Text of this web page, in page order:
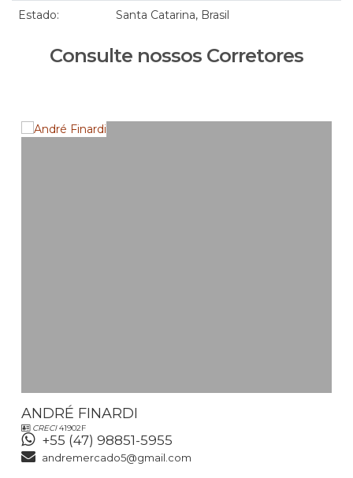
Estado: Santa Catarina, Brasil
Consulte nossos Corretores
ANDRÉ FINARDI
CRECI41902F
+55 (47) 98851-5955
andremercado5@gmail.com